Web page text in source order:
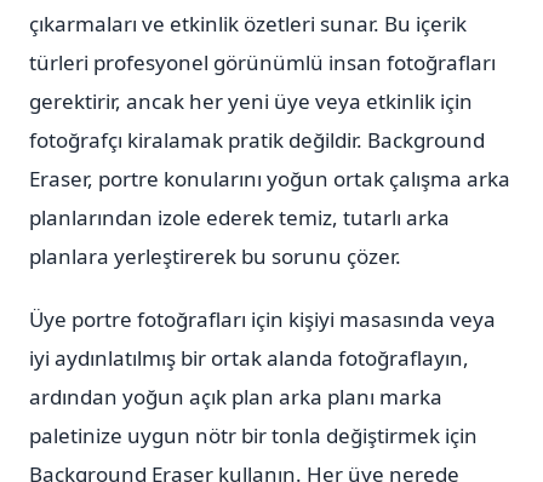
çıkarmaları ve etkinlik özetleri sunar. Bu içerik
türleri profesyonel görünümlü insan fotoğrafları
gerektirir, ancak her yeni üye veya etkinlik için
fotoğrafçı kiralamak pratik değildir. Background
Eraser, portre konularını yoğun ortak çalışma arka
planlarından izole ederek temiz, tutarlı arka
planlara yerleştirerek bu sorunu çözer.
Üye portre fotoğrafları için kişiyi masasında veya
iyi aydınlatılmış bir ortak alanda fotoğraflayın,
ardından yoğun açık plan arka planı marka
paletinize uygun nötr bir tonla değiştirmek için
Background Eraser kullanın. Her üye nerede